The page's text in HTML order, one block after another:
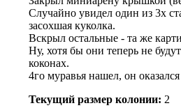
Случайно увидел один из 3х
засохшая куколка.
Вскрыл остальные - та же
Ну, хотя бы они теперь не
коконах.
4го муравья нашел, он
Текущий размер кoлонии: 2